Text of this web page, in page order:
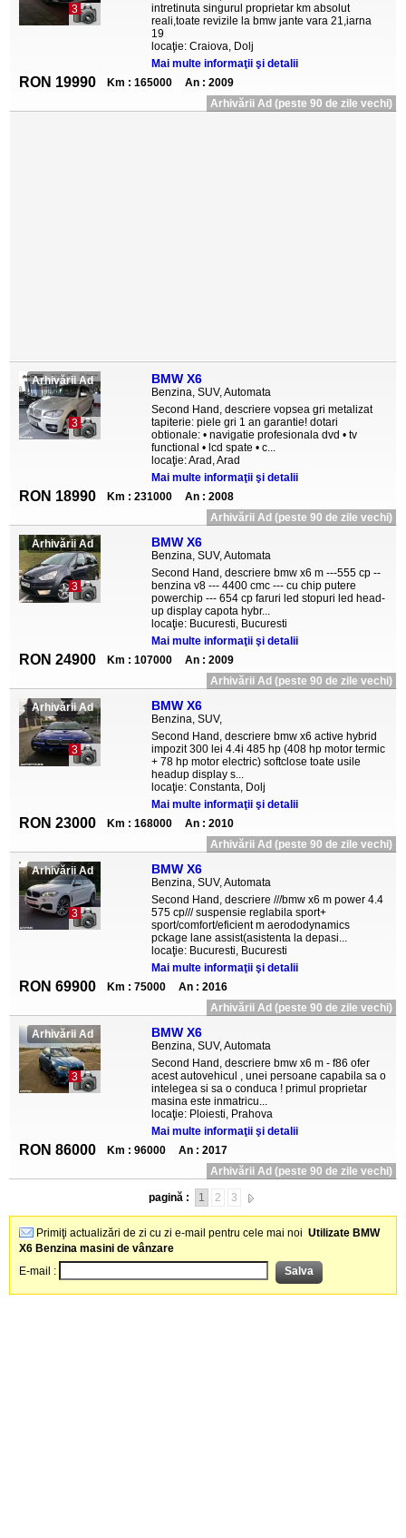
3
intretinuta singurul proprietar km absolut
reali,toate revizile la bmw jante vara 21,iarna
19
locaţie: Craiova, Dolj
Mai multe informaţii şi detalii
RON 19990 Km : 165000
An : 2009
Arhivării Ad (peste 90 de zile vechi)
Arhivării Ad
3
BMW X6
Benzina, SUV, Automata
Second Hand, descriere vopsea gri metalizat
tapiterie: piele gri 1 an garantie! dotari
obtionale: • navigatie profesionala dvd • tv
functional • lcd spate • c...
locaţie: Arad, Arad
Mai multe informaţii şi detalii
RON 18990 Km : 231000
An : 2008
Arhivării Ad (peste 90 de zile vechi)
Arhivării Ad
3
BMW X6
Benzina, SUV, Automata
Second Hand, descriere bmw x6 m ---555 cp --
benzina v8 --- 4400 cmc --- cu chip putere
powerchip --- 654 cp faruri led stopuri led head-
up display capota hybr...
locaţie: Bucuresti, Bucuresti
Mai multe informaţii şi detalii
RON 24900 Km : 107000
An : 2009
Arhivării Ad (peste 90 de zile vechi)
Arhivării Ad
3
BMW X6
Benzina, SUV,
Second Hand, descriere bmw x6 active hybrid
impozit 300 lei 4.4i 485 hp (408 hp motor termic
+ 78 hp motor electric) softclose toate usile
headup display s...
locaţie: Constanta, Dolj
Mai multe informaţii şi detalii
RON 23000 Km : 168000
An : 2010
Arhivării Ad (peste 90 de zile vechi)
Arhivării Ad
3
BMW X6
Benzina, SUV, Automata
Second Hand, descriere ///bmw x6 m power 4.4
575 cp/// suspensie reglabila sport+
sport/comfort/eficient m aerododynamics
pckage lane assist(asistenta la depasi...
locaţie: Bucuresti, Bucuresti
Mai multe informaţii şi detalii
RON 69900 Km : 75000
An : 2016
Arhivării Ad (peste 90 de zile vechi)
Arhivării Ad
3
BMW X6
Benzina, SUV, Automata
Second Hand, descriere bmw x6 m - f86 ofer
acest autovehicul , unei persoane capabila sa o
intelegea si sa o conduca ! primul proprietar
masina este inmatricu...
locaţie: Ploiesti, Prahova
Mai multe informaţii şi detalii
RON 86000 Km : 96000
An : 2017
Arhivării Ad (peste 90 de zile vechi)
pagină : 1 2 3
Primiţi actualizări de zi cu zi e-mail pentru cele mai noi Utilizate BMW
X6 Benzina masini de vânzare
E-mail :